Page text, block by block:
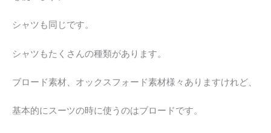
シャツも同じです。
シャツもたくさんの種類があります。
ブロード素材、オックスフォード素材様々ありますけれど、
基本的にスーツの時に使うのはブロードです。